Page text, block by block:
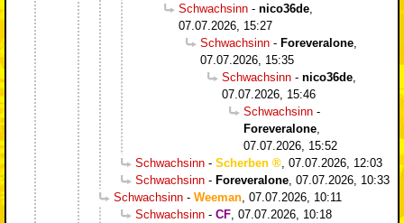
Schwachsinn - nico36de,
07.07.2026, 15:27
Schwachsinn - Foreveralone,
07.07.2026, 15:35
Schwachsinn - nico36de,
07.07.2026, 15:46
Schwachsinn -
Foreveralone,
07.07.2026, 15:52
Schwachsinn - Scherben , 07.07.2026, 12:03
Schwachsinn - Foreveralone, 07.07.2026, 10:33
Schwachsinn - Weeman, 07.07.2026, 10:11
Schwachsinn - CF, 07.07.2026, 10:18